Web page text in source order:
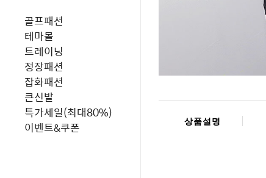
골프패션
테마몰
트레이닝
정장패션
잡화패션
큰신발
특가세일(최대80%)
이벤트&쿠폰
상품설명